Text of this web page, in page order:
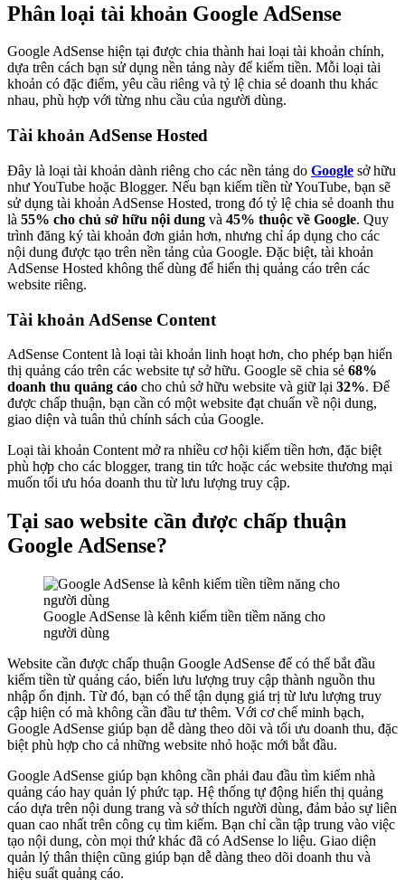
Phân loại tài khoản Google AdSense
Google AdSense hiện tại được chia thành hai loại tài khoản chính,
dựa trên cách bạn sử dụng nền tảng này để kiếm tiền. Mỗi loại tài
khoản có đặc điểm, yêu cầu riêng và tỷ lệ chia sẻ doanh thu khác
nhau, phù hợp với từng nhu cầu của người dùng.
Tài khoản AdSense Hosted
Đây là loại tài khoản dành riêng cho các nền tảng do Google sở hữu
như YouTube hoặc Blogger. Nếu bạn kiếm tiền từ YouTube, bạn sẽ
sử dụng tài khoản AdSense Hosted, trong đó tỷ lệ chia sẻ doanh thu
là 55% cho chủ sở hữu nội dung và 45% thuộc về Google. Quy
trình đăng ký tài khoản đơn giản hơn, nhưng chỉ áp dụng cho các
nội dung được tạo trên nền tảng của Google. Đặc biệt, tài khoản
AdSense Hosted không thể dùng để hiển thị quảng cáo trên các
website riêng.
Tài khoản AdSense Content
AdSense Content là loại tài khoản linh hoạt hơn, cho phép bạn hiển
thị quảng cáo trên các website tự sở hữu. Google sẽ chia sẻ 68%
doanh thu quảng cáo cho chủ sở hữu website và giữ lại 32%. Để
được chấp thuận, bạn cần có một website đạt chuẩn về nội dung,
giao diện và tuân thủ chính sách của Google.
Loại tài khoản Content mở ra nhiều cơ hội kiếm tiền hơn, đặc biệt
phù hợp cho các blogger, trang tin tức hoặc các website thương mại
muốn tối ưu hóa doanh thu từ lưu lượng truy cập.
Tại sao website cần được chấp thuận
Google AdSense?
Google AdSense là kênh kiếm tiền tiềm năng cho
người dùng
Website cần được chấp thuận Google AdSense để có thể bắt đầu
kiếm tiền từ quảng cáo, biến lưu lượng truy cập thành nguồn thu
nhập ổn định. Từ đó, bạn có thể tận dụng giá trị từ lưu lượng truy
cập hiện có mà không cần đầu tư thêm. Với cơ chế minh bạch,
Google AdSense giúp bạn dễ dàng theo dõi và tối ưu doanh thu, đặc
biệt phù hợp cho cả những website nhỏ hoặc mới bắt đầu.
Google AdSense giúp bạn không cần phải đau đầu tìm kiếm nhà
quảng cáo hay quản lý phức tạp. Hệ thống tự động hiển thị quảng
cáo dựa trên nội dung trang và sở thích người dùng, đảm bảo sự liên
quan cao nhất trên công cụ tìm kiếm. Bạn chỉ cần tập trung vào việc
tạo nội dung, còn mọi thứ khác đã có AdSense lo liệu. Giao diện
quản lý thân thiện cũng giúp bạn dễ dàng theo dõi doanh thu và
hiệu suất quảng cáo.